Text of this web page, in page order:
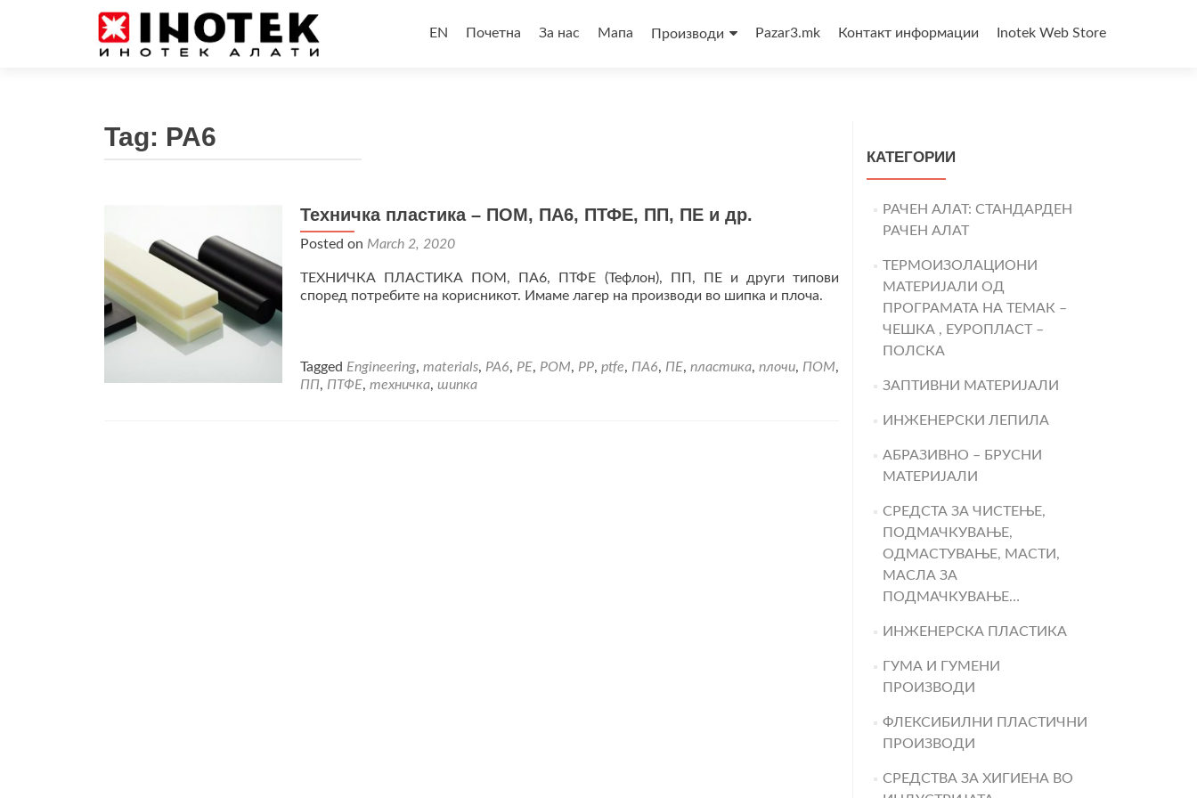
to
EN Почетна За нас Мапа Производи Pazar3.mk Контакт информации Inotek Web Store
Tag: PA6
Техничка пластика – ПОМ, ПА6, ПТФЕ, ПП, ПЕ и др.
Posted on March 2, 2020
ТЕХНИЧКА ПЛАСТИКА ПОМ, ПА6, ПТФЕ (Тефлон), ПП, ПЕ и други типови
според потребите на корисникот. Имаме лагер на производи во шипка и плоча.
Tagged Engineering, materials, PA6, PE, POM, PP, ptfe, ПА6, ПЕ, пластика, плочи, ПОМ,
ПП, ПТФЕ, техничка, шипка
КАТЕГОРИИ
РАЧЕН АЛАТ: СТАНДАРДЕН
РАЧЕН АЛАТ
ТЕРМОИЗОЛАЦИОНИ
МАТЕРИЈАЛИ ОД
ПРОГРАМАТА НА ТЕМАК –
ЧЕШКА , ЕУРОПЛАСТ –
ПОЛСКА
ЗАПТИВНИ МАТЕРИЈАЛИ
ИНЖЕНЕРСКИ ЛЕПИЛА
АБРАЗИВНО – БРУСНИ
МАТЕРИЈАЛИ
СРЕДСТА ЗА ЧИСТЕЊЕ,
ПОДМАЧКУВАЊЕ,
ОДМАСТУВАЊЕ, МАСТИ,
МАСЛА ЗА
ПОДМАЧКУВАЊЕ…
ИНЖЕНЕРСКА ПЛАСТИКА
ГУМА И ГУМЕНИ
ПРОИЗВОДИ
ФЛЕКСИБИЛНИ ПЛАСТИЧНИ
ПРОИЗВОДИ
СРЕДСТВА ЗА ХИГИЕНА ВО